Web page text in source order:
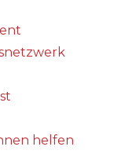
helfen